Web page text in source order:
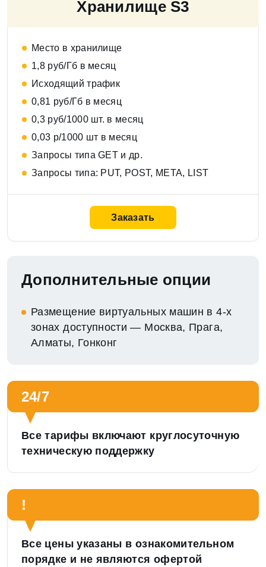
Хранилище S3
Место в хранилище
1,8 руб/Гб в месяц
Исходящий трафик
0,81 руб/Гб в месяц
0,3 руб/1000 шт. в месяц
0,03 р/1000 шт в месяц
Запросы типа GET и др.
Запросы типа: PUT, POST, META, LIST
Заказать
Дополнительные опции
Размещение виртуальных машин в 4-х
зонах доступности — Москва, Прага,
Алматы, Гонконг
Все тарифы включают круглосуточную
техническую поддержку
24/7
Все цены указаны в ознакомительном
порядке и не являются офертой
!